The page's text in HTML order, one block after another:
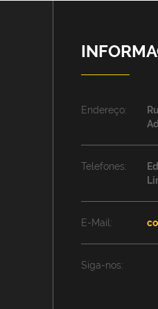
Endereço:
Telefones:
E-Mail:
Siga-nos: